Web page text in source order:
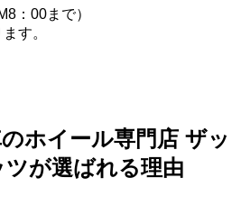
：00まで）
す。
ホイール専門店 ザッ
が選ばれる理由